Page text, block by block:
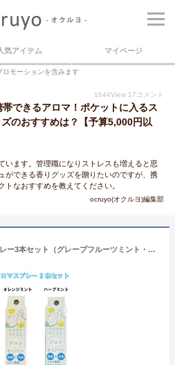
気アイテム マイページ
ロモーションを含みます
1644View 17 コメント
帯できるアロマ！ポケットに入るス
ズのおすすめは？【予算5,000円以
います。管理職になりストレスも増えると思
ができる香りグッズを贈りたいのですが、携
なおすすめを教えてください。
ocruyo(オクルヨ)編集部
マスク専用のアロマスプレー3本セット（グレープフルーツミント・オレンジミント・ハーブミント）各30ml 除菌 消臭 携帯用